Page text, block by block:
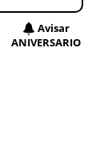
Avisar
ANIVERSARIO